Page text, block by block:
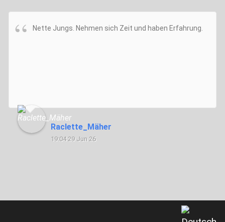
Nette Jungs. Nehmen sich Zeit und haben Erfahrung.
Raclette_Mäher
19:04 29 Jun 26